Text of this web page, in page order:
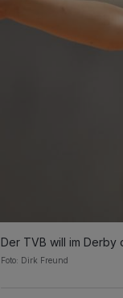
Der TVB will im Derby
Foto: Dirk Freund